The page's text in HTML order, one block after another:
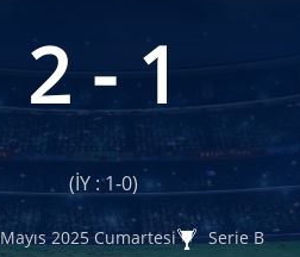
2 - 1
(İY : 1-0)
2025 Cumartesi Serie B